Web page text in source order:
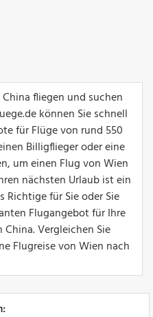
fliegen und suchen
können Sie schnell
für Flüge von rund 550
Billigflieger oder eine
um einen Flug von Wien
nächsten Urlaub ist ein
für Sie oder Sie
Flugangebot für Ihre
Vergleichen Sie
Flugreise von Wien nach